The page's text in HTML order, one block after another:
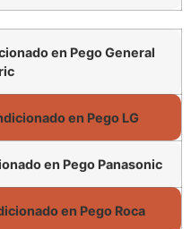
en Pego General
en Pego LG
en Pego Panasonic
en Pego Roca